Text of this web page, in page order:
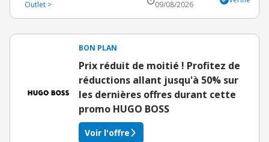
Outlet > 09/08/2026
BON PLAN
Prix réduit de moitié ! Profitez de
réductions allant jusqu'à 50% sur
les dernières offres durant cette
promo HUGO BOSS
Voir l'offre